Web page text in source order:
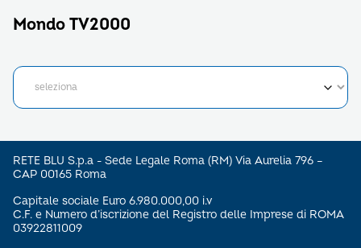
Mondo TV2000
RETE BLU S.p.a - Sede Legale Roma (RM) Via Aurelia 796 –
CAP 00165 Roma
Capitale sociale Euro 6.980.000,00 i.v
C.F. e Numero d’iscrizione del Registro delle Imprese di ROMA
03922811009